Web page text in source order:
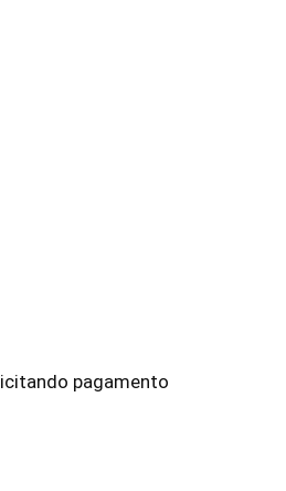
pagamento